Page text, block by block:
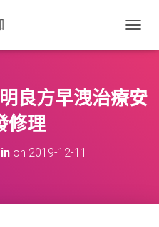
O
L
E
良方早洩治療安
修理
on 2019-12-11